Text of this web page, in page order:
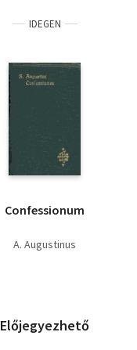
IDEGEN
Confessionum
A. Augustinus
Előjegyezhető